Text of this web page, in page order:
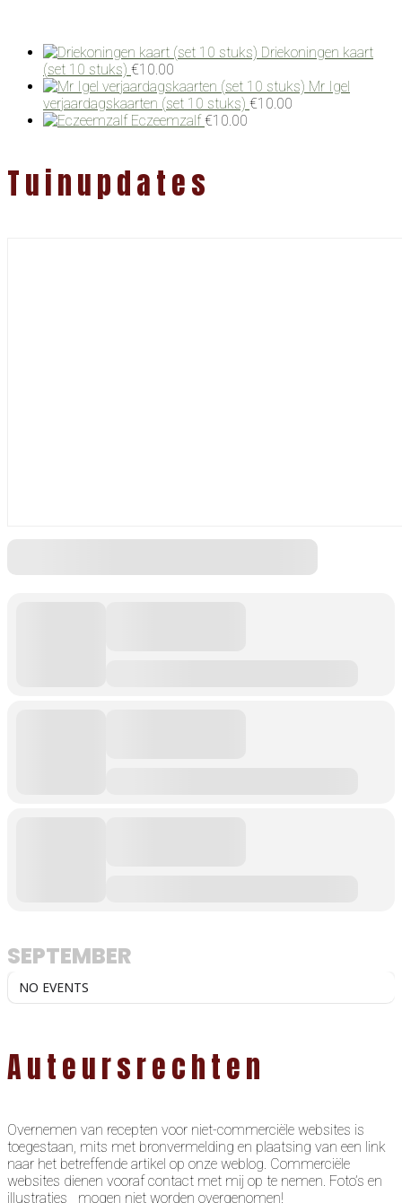
Driekoningen kaart
(set 10 stuks) €10.00
Mr Igel
verjaardagskaarten (set 10 stuks) €10.00
Eczeemzalf €10.00
Tuinupdates
SEPTEMBER
NO EVENTS
Auteursrechten
Overnemen van recepten voor niet-commerciële websites is
toegestaan, mits met bronvermelding en plaatsing van een link
naar het betreffende artikel op onze weblog. Commerciële
websites dienen vooraf contact met mij op te nemen. Foto’s en
illustraties mogen niet worden overgenomen!